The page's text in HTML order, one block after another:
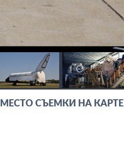
МЕСТО СЪЕМКИ НА КАРТЕ